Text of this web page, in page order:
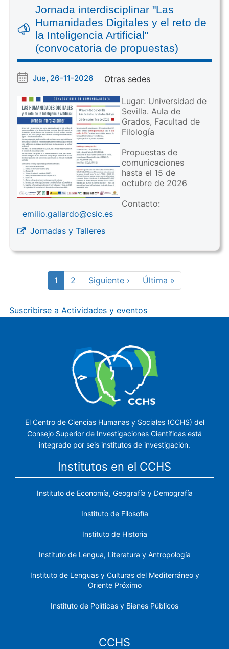
Jornada interdisciplinar "Las
Humanidades Digitales y el reto de
la Inteligencia Artificial"
(convocatoria de propuestas)
Jue, 26-11-2026 Otras sedes
Lugar: Universidad de
Sevilla. Aula de
Grados, Facultad de
Filología
Propuestas de
comunicaciones
hasta el 15 de
octubre de 2026
Contacto:
emilio.gallardo@csic.es
Jornadas y Talleres
Paginación
Página
actual
1 Page
2
Siguiente
página
Siguiente ›
Última
página
Última »
Suscribirse a Actividades y eventos
El Centro de Ciencias Humanas y Sociales (CCHS) del
Consejo Superior de Investigaciones Científicas está
integrado por seis institutos de investigación.
Institutos en el CCHS
Instituto de Economía, Geografía y Demografía
Instituto de Filosofía
Instituto de Historia
Instituto de Lengua, Literatura y Antropología
Instituto de Lenguas y Culturas del Mediterráneo y
Oriente Próximo
Instituto de Políticas y Bienes Públicos
CCHS